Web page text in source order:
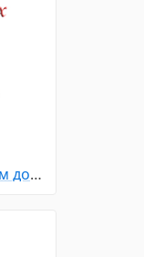
Праздники - С Днем домашних Животных